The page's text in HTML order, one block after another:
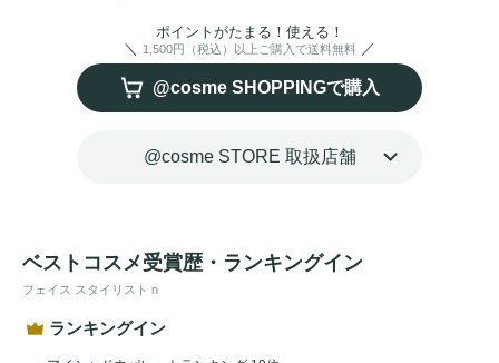
ポイントがたまる！使える！
1,500円（税込）以上ご購入で送料無料
@cosme SHOPPINGで購入
@cosme STORE 取扱店舗
ベストコスメ受賞歴・ランキングイン
フェイス スタイリスト n
ランキングイン